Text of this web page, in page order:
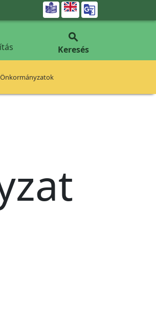


Keresés